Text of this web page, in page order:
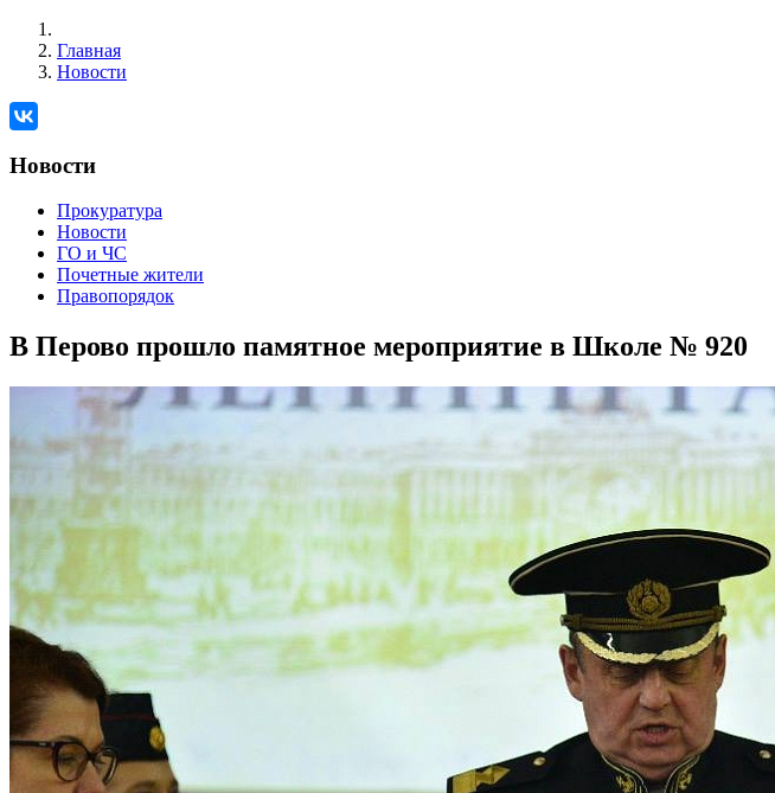
Главная
Новости
Новости
Прокуратура
Новости
ГО и ЧС
Почетные жители
Правопорядок
В Перово прошло памятное мероприятие в Школе № 920